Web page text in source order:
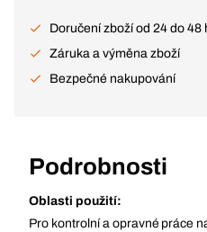
Doručení zboží od 24 do 48
Záruka a výměna zboží
Bezpečné nakupování
Podrobnosti
Oblasti použití:
Pro kontrolní a opravné práce